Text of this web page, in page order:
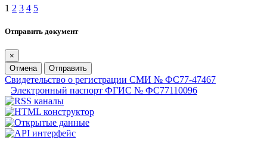
1 2 3 4 5
Отправить документ
×
Отмена
Отправить
Свидетельство о регистрации СМИ № ФС77-47467
Электронный паспорт ФГИС № ФС77110096